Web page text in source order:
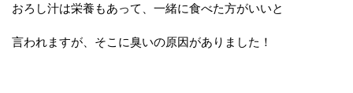
おろし汁は栄養もあって、一緒に食べた方がいいと
言われますが、そこに臭いの原因がありました！